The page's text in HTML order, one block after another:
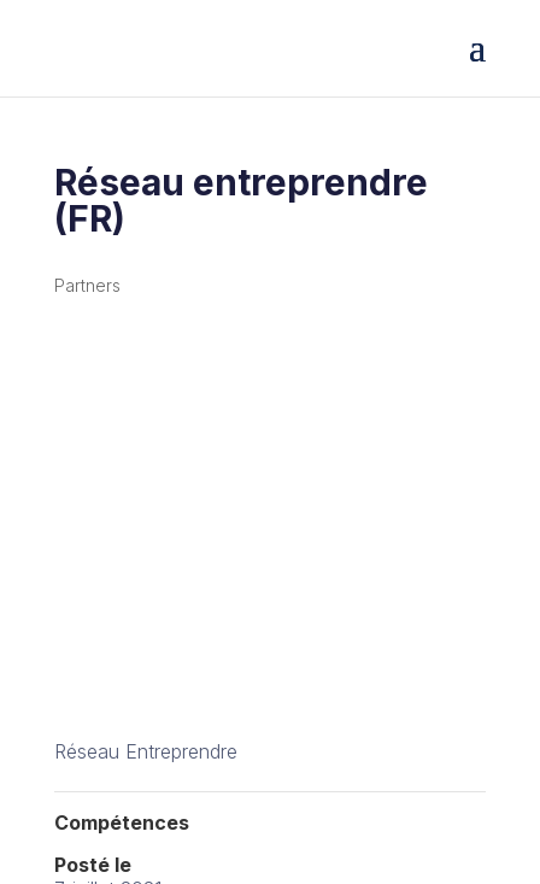
Réseau entreprendre
(FR)
Partners
Réseau Entreprendre
Compétences
Posté le